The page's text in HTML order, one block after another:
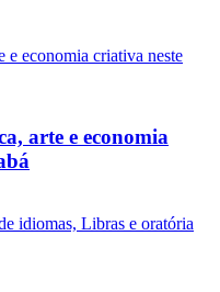
arte e economia